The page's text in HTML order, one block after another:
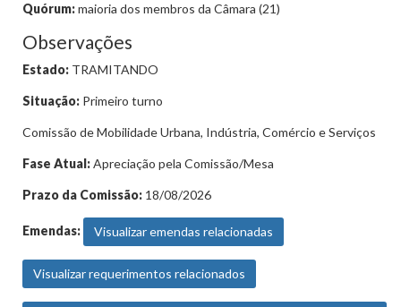
Quórum:maioria dos membros da Câmara (21)
Observações
Estado: TRAMITANDO
Situação: Primeiro turno
Comissão de Mobilidade Urbana, Indústria, Comércio e Serviços
Fase Atual:Apreciação pela Comissão/Mesa
Prazo da Comissão: 18/08/2026
Emendas: Visualizar emendas relacionadas
Visualizar requerimentos relacionados